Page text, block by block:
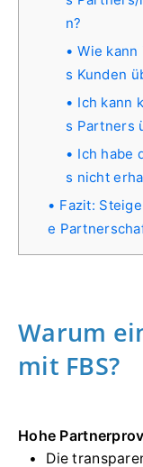
n?
Wie kann
s Kunden
Ich kann
s Partners
Ich habe
s nicht
Fazit:
e
Warum
mit FBS?
Hohe
Die